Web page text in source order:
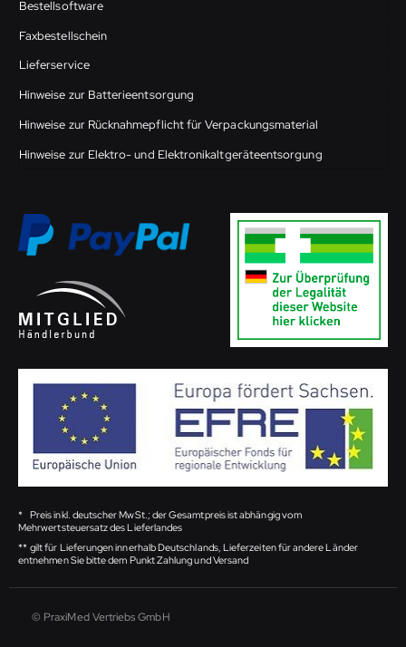
Bestellsoftware
Faxbestellschein
Lieferservice
Hinweise zur Batterieentsorgung
Hinweise zur Rücknahmepflicht für Verpackungsmaterial
Hinweise zur Elektro- und Elektronikaltgeräteentsorgung
* Preis inkl. deutscher MwSt.; der Gesamtpreis ist abhängig vom
Mehrwertsteuersatz des Lieferlandes
** gilt für Lieferungen innerhalb Deutschlands, Lieferzeiten für andere Länder
entnehmen Sie bitte dem Punkt Zahlung und Versand
© PraxiMed Vertriebs GmbH